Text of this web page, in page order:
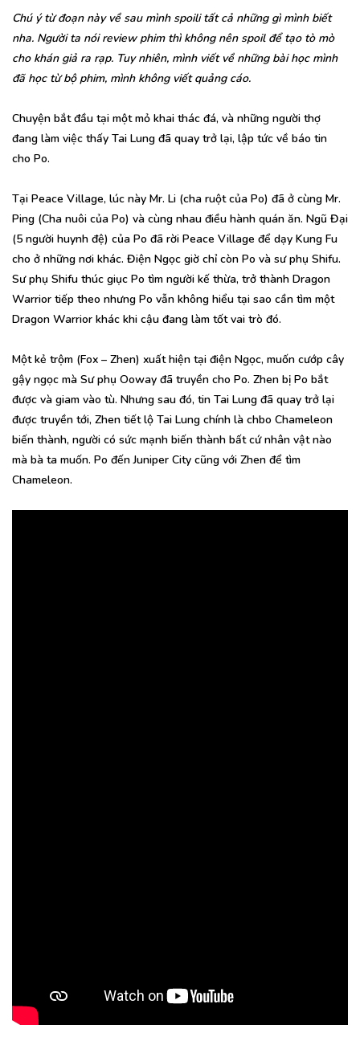
Chú ý từ đoạn này về sau mình spoili tất cả những gì mình biết
nha. Người ta nói review phim thì không nên spoil để tạo tò mò
cho khán giả ra rạp. Tuy nhiên, mình viết về những bài học mình
đã học từ bộ phim, mình không viết quảng cáo.
Chuyện bắt đầu tại một mỏ khai thác đá, và những người thợ
đang làm việc thấy Tai Lung đã quay trở lại, lập tức về báo tin
cho Po.
Tại Peace Village, lúc này Mr. Li (cha ruột của Po) đã ở cùng Mr.
Ping (Cha nuôi của Po) và cùng nhau điều hành quán ăn. Ngũ Đại
(5 người huynh đệ) của Po đã rời Peace Village để dạy Kung Fu
cho ở những nơi khác. Điện Ngọc giờ chỉ còn Po và sư phụ Shifu.
Sư phụ Shifu thúc giục Po tìm người kế thừa, trở thành Dragon
Warrior tiếp theo nhưng Po vẫn không hiểu tại sao cần tìm một
Dragon Warrior khác khi cậu đang làm tốt vai trò đó.
Một kẻ trộm (Fox – Zhen) xuất hiện tại điện Ngọc, muốn cướp cây
gậy ngọc mà Sư phụ Ooway đã truyền cho Po. Zhen bị Po bắt
được và giam vào tù. Nhưng sau đó, tin Tai Lung đã quay trở lại
được truyền tới, Zhen tiết lộ Tai Lung chính là chbo Chameleon
biến thành, người có sức mạnh biến thành bất cứ nhân vật nào
mà bà ta muốn. Po đến Juniper City cũng với Zhen để tìm
Chameleon.